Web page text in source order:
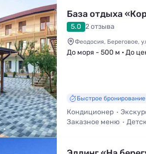
База отдыха
5.0 2 отзыва
Феодосия, Береговое,
До моря - 500 м • До
Быстрое бронирование
Кондиционер
Заказное меню